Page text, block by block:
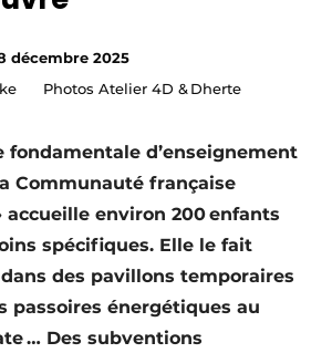
décembre 2025
Photos Atelier 4D & Dherte
fondamentale d’enseignement
Communauté française
accueille environ 200 enfants
spécifiques. Elle le fait
des pavillons temporaires
passoires énergétiques au
… Des subventions